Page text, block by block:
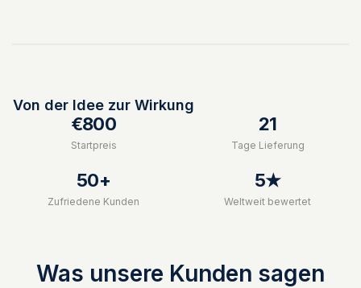
Von der Idee zur Wirkung
€800
Startpreis
21
Tage Lieferung
50+
Zufriedene Kunden
5★
Weltweit bewertet
Was unsere Kunden sagen